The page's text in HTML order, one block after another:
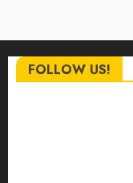
FOLLOW US!